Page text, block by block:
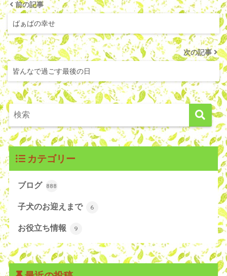
前の記事
ばぁばの幸せ
次の記事
皆んなで過ごす最後の日
カテゴリー
ブログ 888
子犬のお迎えまで 6
お役立ち情報 9